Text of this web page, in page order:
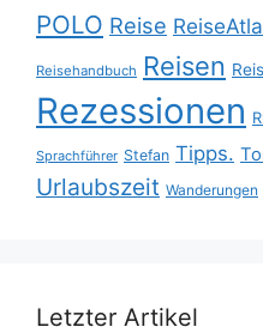
POLO Reise
Reisehandbuch Reisen
Rezessionen
Sprachführer Stefan Tipps.
Urlaubszeit Wanderungen
Letzter Artikel